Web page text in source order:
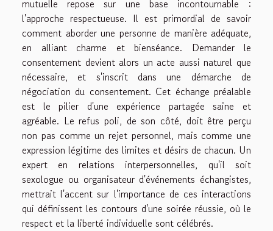
mutuelle repose sur une base incontournable :
l'approche respectueuse. Il est primordial de savoir
comment aborder une personne de manière adéquate,
en alliant charme et bienséance. Demander le
consentement devient alors un acte aussi naturel que
nécessaire, et s'inscrit dans une démarche de
négociation du consentement. Cet échange préalable
est le pilier d'une expérience partagée saine et
agréable. Le refus poli, de son côté, doit être perçu
non pas comme un rejet personnel, mais comme une
expression légitime des limites et désirs de chacun. Un
expert en relations interpersonnelles, qu'il soit
sexologue ou organisateur d'événements échangistes,
mettrait l'accent sur l'importance de ces interactions
qui définissent les contours d'une soirée réussie, où le
respect et la liberté individuelle sont célébrés.